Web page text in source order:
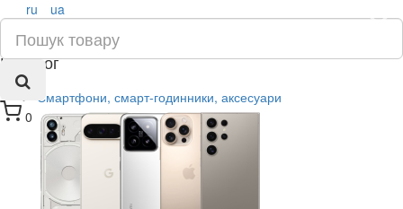
0
×
ru ua
Каталог
Смартфони, смарт-годинники, аксесуари